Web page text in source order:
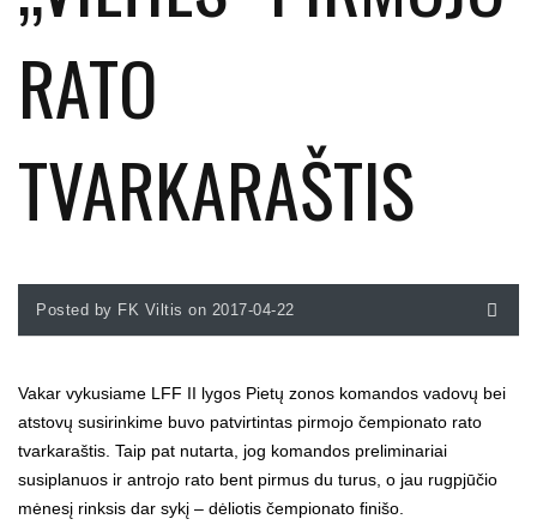
RATO
TVARKARAŠTIS
Posted by FK Viltis on 2017-04-22
Vakar vykusiame LFF II lygos Pietų zonos komandos vadovų bei
atstovų susirinkime buvo patvirtintas pirmojo čempionato rato
tvarkaraštis. Taip pat nutarta, jog komandos preliminariai
susiplanuos ir antrojo rato bent pirmus du turus, o jau rugpjūčio
mėnesį rinksis dar sykį – dėliotis čempionato finišo.